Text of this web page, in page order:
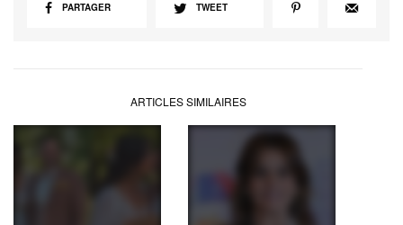
PARTAGER TWEET
ARTICLES SIMILAIRES